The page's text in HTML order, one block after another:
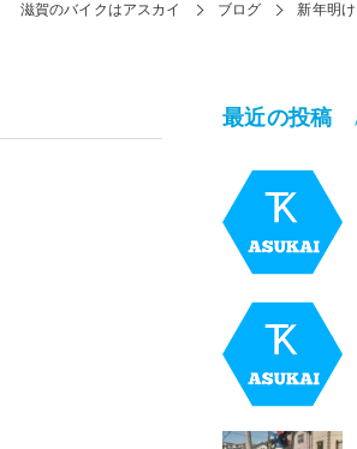
滋賀のバイクはアスカイ ブログ 新年明
最近の投稿